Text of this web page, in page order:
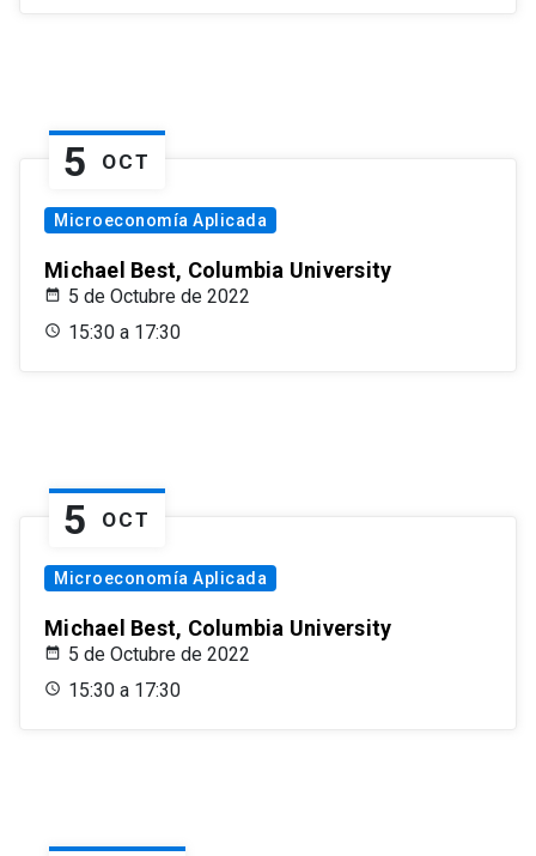
5 OCT
Microeconomía Aplicada
Michael Best, Columbia University
5 de Octubre de 2022
15:30 a 17:30
5 OCT
Microeconomía Aplicada
Michael Best, Columbia University
5 de Octubre de 2022
15:30 a 17:30